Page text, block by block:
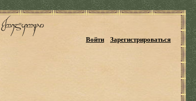
Войти Зарегистрироваться